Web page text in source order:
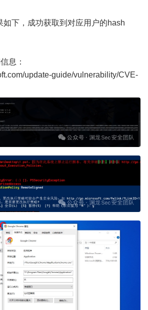
如下，成功获取到对应用户的hash
息：
update-guide/vulnerability/CVE-